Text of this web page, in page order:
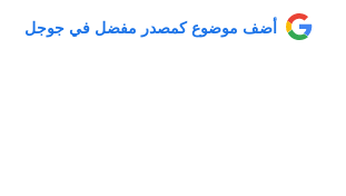
أضف موضوع كمصدر مفضل في جوجل